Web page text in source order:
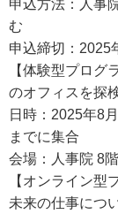
申込方法：人事
む
申込締切：2025
【体験型プログ
のオフィスを探
日時：2025年8
までに集合
会場：人事院 8
【オンライン型
未来の仕事につ